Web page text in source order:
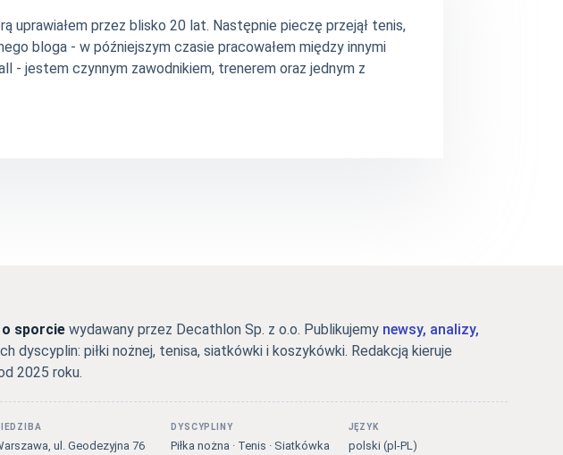
uprawiałem przez blisko 20 lat. Następnie pieczę przejął tenis,
bloga - w późniejszym czasie pracowałem między innymi
- jestem czynnym zawodnikiem, trenerem oraz jednym z
sporciewydawany przez Decathlon Sp. z o.o. Publikujemy newsy, analizy,
dyscyplin: piłki nożnej, tenisa, siatkówki i koszykówki. Redakcją kieruje
2025 roku.
ul. Geodezyjna 76
DYSCYPLINY
Piłka nożna · Tenis · Siatkówka
JĘZYK
polski (pl-PL)